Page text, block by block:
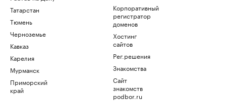
Татарстан
Тюмень
Черноземье
Кавказ
Карелия
Мурманск
Приморский
край
Корпоративный
регистратор
доменов
Хостинг
сайтов
Рег.решения
Знакомства
Сайт
знакомств
podbor.ru